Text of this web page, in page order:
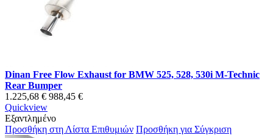
Dinan Free Flow Exhaust for BMW 525, 528, 530i M-Technic
Rear Bumper
1.225,68 € 988,45 €
Quickview
Εξαντλημένο
Προσθήκη στη Λίστα Επιθυμιών Προσθήκη για Σύγκριση